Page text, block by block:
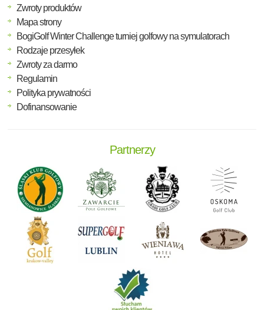
Zwroty produktów
Mapa strony
BogiGolf Winter Challenge turniej golfowy na symulatorach
Rodzaje przesyłek
Zwroty za darmo
Regulamin
Polityka prywatności
Dofinansowanie
Partnerzy